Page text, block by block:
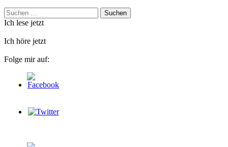
Suchen
nach:
Ich lese jetzt
Ich höre jetzt
Folge mir auf: